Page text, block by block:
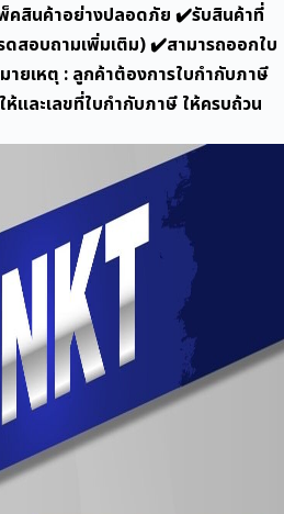
สินค้าอย่างปลอดภัย ✔️รับสินค้าที่
ดสอบถามเพิ่มเติม) ✔️สามารถออกใบ
ยเหตุ : ลูกค้าต้องการใบกำกับภาษี
และเลขที่ใบกำกับภาษี ให้ครบถ้วน